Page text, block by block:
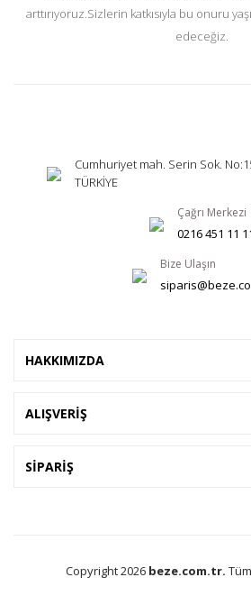
arttırıyoruz.Sizlerin katkısıyla bu onuru
edeceğiz.
Cumhuriyet mah. Serin Sok.
TÜRKİYE
Çağrı Merkezi
0216 451 11
Bize Ulaşın
HAKKIMIZDA
ALIŞVERİŞ
SİPARİŞ
Copyright 2026 beze.com.tr.